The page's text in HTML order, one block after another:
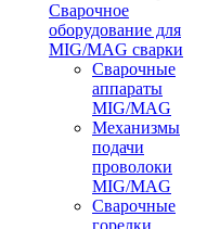
Сварочное
оборудование для
MIG/MAG сварки
Сварочные
аппараты
MIG/MAG
Механизмы
подачи
проволоки
MIG/MAG
Сварочные
горелки